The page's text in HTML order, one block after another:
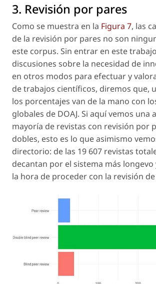
3. Revisión por pares
Como se muestra en la Figura 7, las
de la revisión por pares no son
este corpus. Sin entrar en este
discusiones sobre la necesidad de
en otros modos para efectuar y
de trabajos científicos, diremos que,
los porcentajes van de la mano con
globales de DOAJ. Si aquí vemos una
mayoría de revistas con revisión por
dobles, esto es lo que asimismo
directorio: de las 19 607 revistas
decantan por el sistema más
la hora de proceder con la revisión